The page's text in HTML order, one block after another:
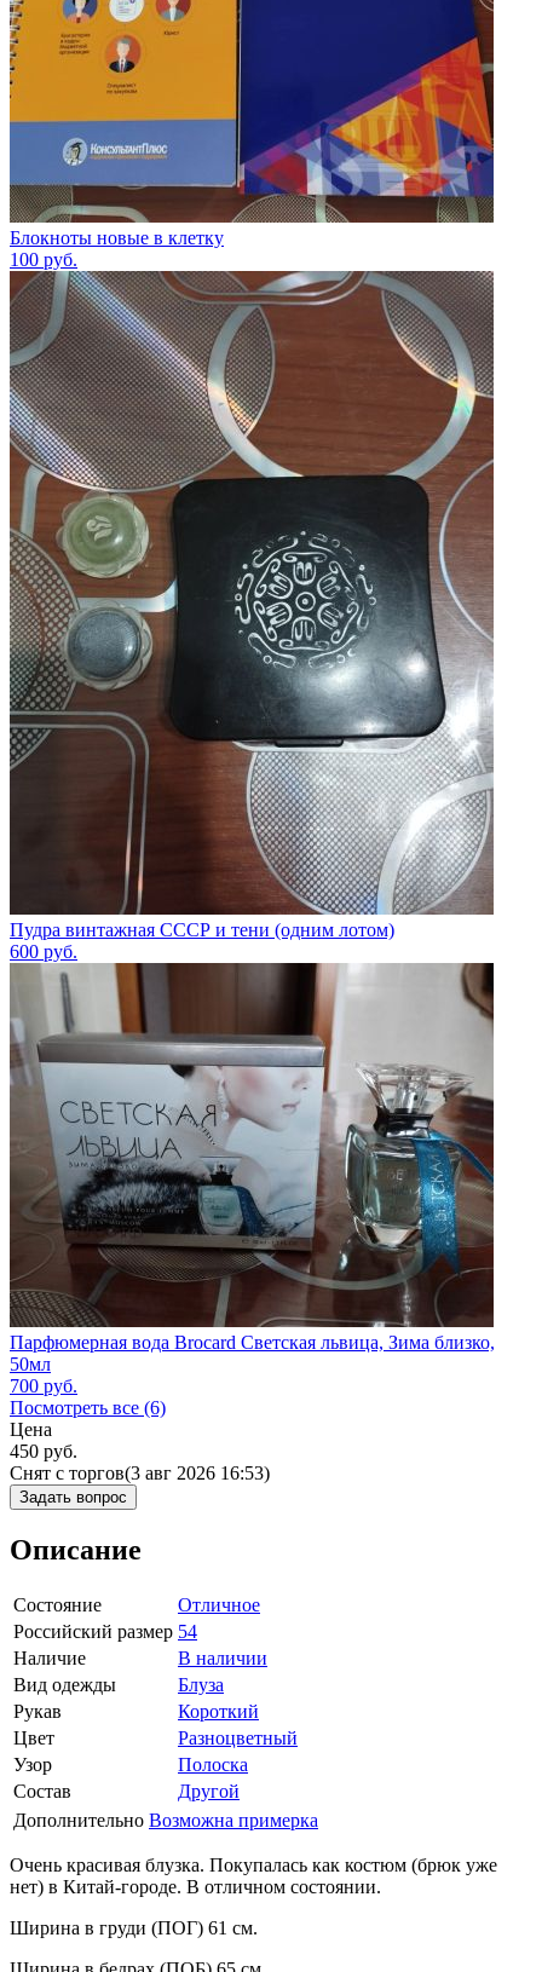
Блокноты новые в клетку
100 руб.
Пудра винтажная СССР и тени (одним лотом)
600 руб.
Парфюмерная вода Brocard Светская львица, Зима близко,
50мл
700 руб.
Посмотреть все (6)
Цена
450 руб.
Снят с торгов(3 авг 2026 16:53)
Задать вопрос
Описание
Состояние
Отличное
Российский размер 54
Наличие
В наличии
Вид одежды
Блуза
Рукав
Короткий
Цвет
Разноцветный
Узор
Полоска
Состав
Другой
Дополнительно Возможна примерка
Очень красивая блузка. Покупалась как костюм (брюк уже
нет) в Китай-городе. В отличном состоянии.
Ширина в груди (ПОГ) 61 см.